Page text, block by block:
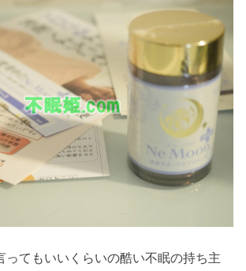
ってもいいくらいの酷い不眠の持ち主